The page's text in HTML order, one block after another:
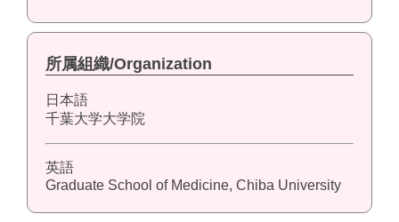
所属組織/Organization
日本語
千葉大学大学院
英語
Graduate School of Medicine, Chiba University